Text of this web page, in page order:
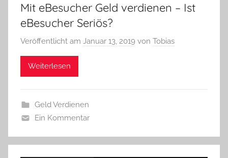
Mit eBesucher Geld verdienen – Ist
eBesucher Seriös?
Veröffentlicht am Januar 13, 2019 von Tobias
Weiterlesen
Geld Verdienen
Ein Kommentar